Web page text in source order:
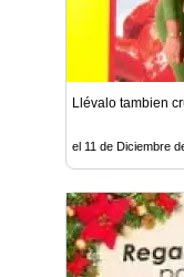
Llévalo tambien
el 11 de Diciembre